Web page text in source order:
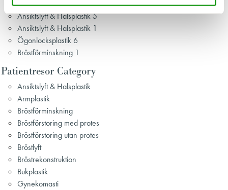
Gynekomasti 3
Ansiktslyft & Halsplastik 5
Ansiktslyft & Halsplastik 1
Ögonlocksplastik 6
Bröstförminskning 1
Patientresor Category
Ansiktslyft & Halsplastik
Armplastik
Bröstförminskning
Bröstförstoring med protes
Bröstförstoring utan protes
Bröstlyft
Bröstrekonstruktion
Bukplastik
Gynekomasti